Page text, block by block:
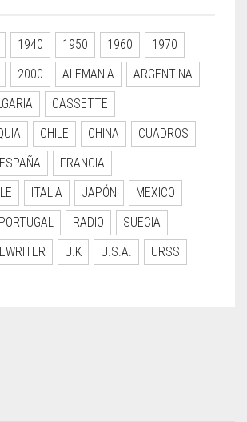
1940 1950 1960
1970
2000 ALEMANIA
ARGENTINA
CASSETTE
CHILE CHINA
CUADROS
ESPAÑA
FRANCIA
ITALIA JAPÓN
MEXICO
PORTUGAL RADIO
SUECIA
U.K U.S.A.
URSS